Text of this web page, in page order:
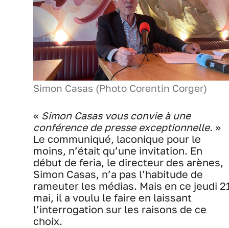
Simon Casas (Photo Corentin Corger)
« Simon Casas vous convie à une
conférence de presse exceptionnelle. »
Le communiqué, laconique pour le
moins, n’était qu’une invitation. En
début de feria, le directeur des arènes,
Simon Casas, n’a pas l’habitude de
rameuter les médias. Mais en ce jeudi
mai, il a voulu le faire en laissant
l’interrogation sur les raisons de ce
choix.